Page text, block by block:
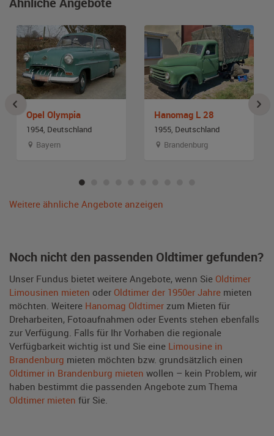
Opel Olympia
1954, Deutschland
Bayern
Hanomag L 28
1955, Deutschland
Brandenburg
Weitere ähnliche Angebote anzeigen
Noch nicht den passenden Oldtimer gefunden?
Unser Fundus bietet weitere Angebote, wenn Sie Oldtimer
Limousinen mieten oder Oldtimer der 1950er Jahre mieten
möchten. Weitere Hanomag Oldtimer zum Mieten für
Dreharbeiten, Fotoaufnahmen oder Events stehen ebenfalls
zur Verfügung. Falls für Ihr Vorhaben die regionale
Verfügbarkeit wichtig ist und Sie eine Limousine in
Brandenburg mieten möchten bzw. grundsätzlich einen
Oldtimer in Brandenburg mieten wollen – kein Problem, wir
haben bestimmt die passenden Angebote zum Thema
Oldtimer mieten für Sie.